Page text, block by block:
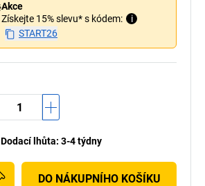
Akce
Získejte 15% slevu* s kódem:
i
START26
Dodací lhůta: 3-4 týdny
DO NÁKUPNÍHO KOŠÍKU